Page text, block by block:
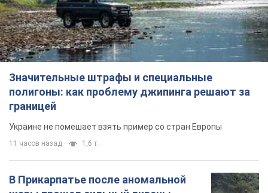
В Прикарпатье после аномальной
жары прошел сильный ливень:
дороги превратились в реки. Видео
Непогода обрушилась на Ивано-Франковскую
область и курортный Буковель
14,7 т.
Женщине начислили 729 тыс. грн
долга за газ из-за показаний
неисправного счетчика: судья
вынес неожиданное решение
Нужно ли платить долг из-за доначисления